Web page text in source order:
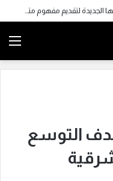
شركة LARZ Developments تطلق رؤيتها الجديدة لتقديم مفهوم متكامل للتطوير العقاري في مصر
التوسع